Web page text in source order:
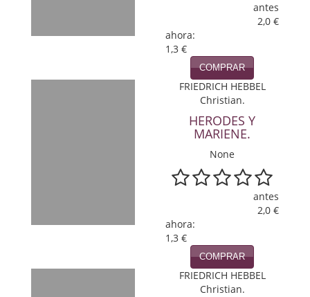
Tema Local
Viajesç
antes
2,0 €
ahora:
1,3 €
COMPRAR
FRIEDRICH HEBBEL
Christian.
HERODES Y
MARIENE.
None
antes
2,0 €
ahora:
1,3 €
COMPRAR
FRIEDRICH HEBBEL
Christian.